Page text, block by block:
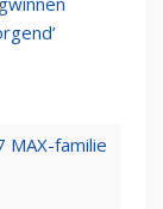
MAX-familie